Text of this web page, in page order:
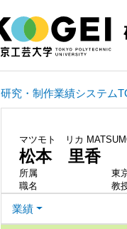
研究・制作業績システム
マツモト リカ
松本 里香
所属
東
職名
教
業績